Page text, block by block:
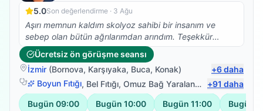
5.0Son değerlendirme · 3 Ağu
Aşırı memnun kaldım skolyoz sahibi bir insanım ve
sebep olan bütün ağrılarımdan arındım. Teşekkür
ederim Burak Bey
Ücretsiz ön görüşme seansı
İzmir (Bornova, Karşıyaka, Buca, Konak) +6daha
Boyun Fıtığı, Bel Fıtığı, Omuz Bağ Yaralanması ,Protez
+91 daha
Bugün 09:00 Bugün 10:00 Bugün 11:00 Bugün